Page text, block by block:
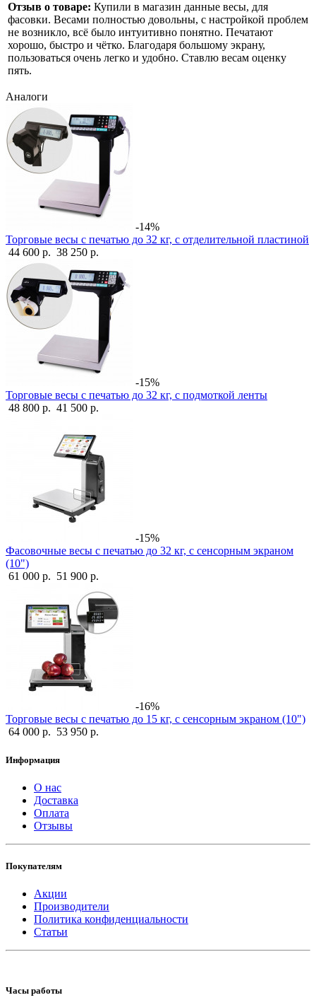
Отзыв о товаре: Купили в магазин данные весы, для
фасовки. Весами полностью довольны, с настройкой проблем
не возникло, всё было интуитивно понятно. Печатают
хорошо, быстро и чётко. Благодаря большому экрану,
пользоваться очень легко и удобно. Ставлю весам оценку
пять.
Аналоги
-14%
Торговые весы с печатью до 32 кг, с отделительной пластиной
44 600 р. 38 250 р.
-15%
Торговые весы с печатью до 32 кг, с подмоткой ленты
48 800 р. 41 500 р.
-15%
Фасовочные весы с печатью до 32 кг, с сенсорным экраном
(10")
61 000 р. 51 900 р.
-16%
Торговые весы с печатью до 15 кг, с сенсорным экраном (10")
64 000 р. 53 950 р.
Информация
О нас
Доставка
Оплата
Отзывы
Покупателям
Акции
Производители
Политика конфиденциальности
Статьи
Часы работы